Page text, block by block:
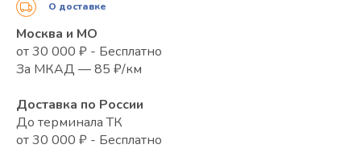
О доставке
Москва и МО
от 30 000 ₽ - Бесплатно
За МКАД — 85 ₽/км
Доставка по России
До терминала ТК
от 30 000 ₽ - Бесплатно